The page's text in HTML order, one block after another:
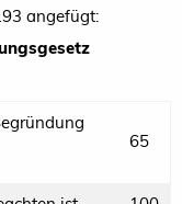
angefügt:
65